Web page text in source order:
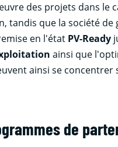
des projets dans le
tandis que la société
en l'état PV-Ready
ainsi que
ainsi se
de